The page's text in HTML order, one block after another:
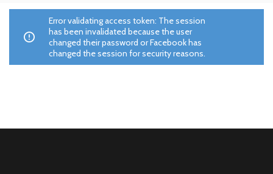
Error validating access token: The session
has been invalidated because the user
changed their password or Facebook has
changed the session for security reasons.